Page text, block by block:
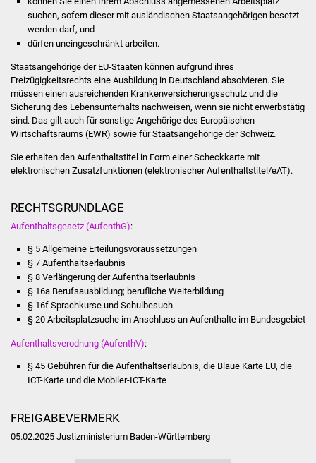
Erlebnisregion
Schwäbischer Albtrauf
Route der
Industriekultur
Lebenslagen
Ältere
Seniorenwohn- und
Familien
Kinder und Jugendliche
suchen, sofern dieser mit ausländischen Staatsangehörigen besetzt
werden darf, und
dürfen uneingeschränkt arbeiten.
Staatsangehörige der EU-Staaten können aufgrund ihres
Freizügigkeitsrechts eine Ausbildung in Deutschland absolvieren. Sie
müssen einen ausreichenden Krankenversicherungsschutz und die
Sicherung des Lebensunterhalts nachweisen, wenn sie nicht erwerbstätig
sind. Das gilt auch für sonstige Angehörige des Europäischen
Wirtschaftsraums (EWR) sowie für Staatsangehörige der Schweiz.
Sie erhalten den Aufenthaltstitel in Form einer Scheckkarte mit
elektronischen Zusatzfunktionen (elektronischer Aufenthaltstitel/eAT).
RECHTSGRUNDLAGE
Aufenthaltsgesetz (AufenthG):
§ 5 Allgemeine Erteilungsvoraussetzungen
§ 7 Aufenthaltserlaubnis
§ 8 Verlängerung der Aufenthaltserlaubnis
§ 16a Berufsausbildung; berufliche Weiterbildung
§ 16f Sprachkurse und Schulbesuch
§ 20 Arbeitsplatzsuche im Anschluss an Aufenthalte im Bundesgebiet
Aufenthaltsverodnung (AufenthV):
§ 45 Gebühren für die Aufenthaltserlaubnis, die Blaue Karte EU, die
ICT-Karte und die Mobiler-ICT-Karte
FREIGABEVERMERK
05.02.2025 Justizministerium Baden-Württemberg